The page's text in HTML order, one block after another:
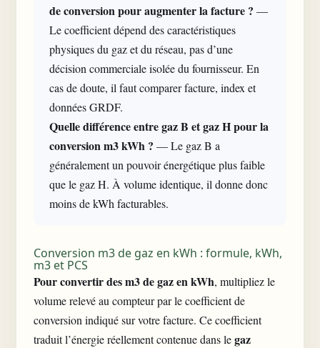
de conversion pour augmenter la facture ? —
Le coefficient dépend des caractéristiques
physiques du gaz et du réseau, pas d’une
décision commerciale isolée du fournisseur. En
cas de doute, il faut comparer facture, index et
données GRDF.
Quelle différence entre gaz B et gaz H pour la
conversion m3 kWh ? — Le gaz B a
généralement un pouvoir énergétique plus faible
que le gaz H. À volume identique, il donne donc
moins de kWh facturables.
Conversion m3 de gaz en kWh : formule, kWh,
m3 et PCS
Pour convertir des m3 de gaz en kWh, multipliez le
volume relevé au compteur par le coefficient de
conversion indiqué sur votre facture. Ce coefficient
traduit l’énergie réellement contenue dans legaz